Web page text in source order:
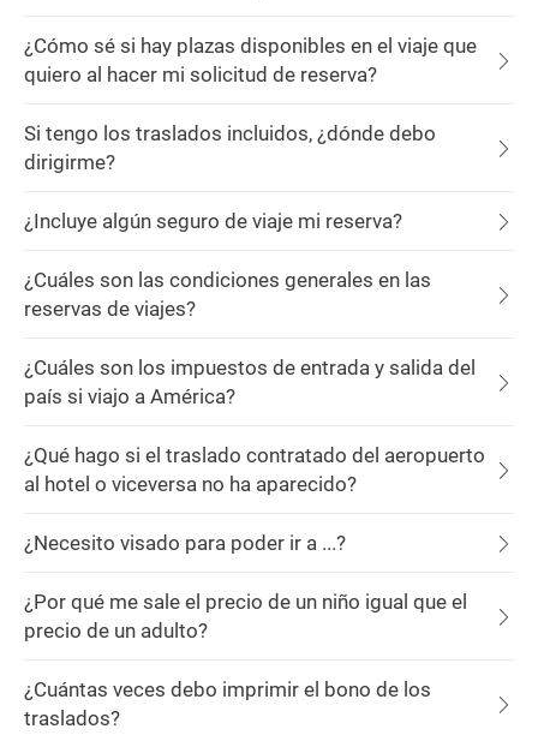
¿Cómo sé si hay plazas disponibles en el viaje que
quiero al hacer mi solicitud de reserva?
Si tengo los traslados incluidos, ¿dónde debo
dirigirme?
¿Incluye algún seguro de viaje mi reserva?
¿Cuáles son las condiciones generales en las
reservas de viajes?
¿Cuáles son los impuestos de entrada y salida del
país si viajo a América?
¿Qué hago si el traslado contratado del aeropuerto
al hotel o viceversa no ha aparecido?
¿Necesito visado para poder ir a ...?
¿Por qué me sale el precio de un niño igual que el
precio de un adulto?
¿Cuántas veces debo imprimir el bono de los
traslados?